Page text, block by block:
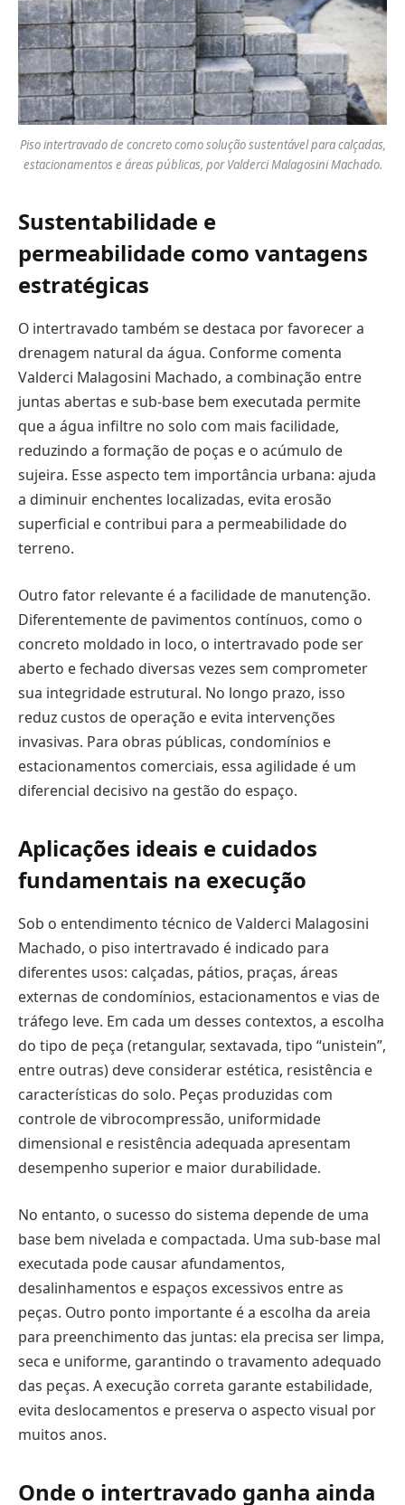
Piso intertravado de concreto como solução sustentável para calçadas,
estacionamentos e áreas públicas, por Valderci Malagosini Machado.
Sustentabilidade e
permeabilidade como vantagens
estratégicas
O intertravado também se destaca por favorecer a
drenagem natural da água. Conforme comenta
Valderci Malagosini Machado, a combinação entre
juntas abertas e sub-base bem executada permite
que a água infiltre no solo com mais facilidade,
reduzindo a formação de poças e o acúmulo de
sujeira. Esse aspecto tem importância urbana: ajuda
a diminuir enchentes localizadas, evita erosão
superficial e contribui para a permeabilidade do
terreno.
Outro fator relevante é a facilidade de manutenção.
Diferentemente de pavimentos contínuos, como o
concreto moldado in loco, o intertravado pode ser
aberto e fechado diversas vezes sem comprometer
sua integridade estrutural. No longo prazo, isso
reduz custos de operação e evita intervenções
invasivas. Para obras públicas, condomínios e
estacionamentos comerciais, essa agilidade é um
diferencial decisivo na gestão do espaço.
Aplicações ideais e cuidados
fundamentais na execução
Sob o entendimento técnico de Valderci Malagosini
Machado, o piso intertravado é indicado para
diferentes usos: calçadas, pátios, praças, áreas
externas de condomínios, estacionamentos e vias de
tráfego leve. Em cada um desses contextos, a escolha
do tipo de peça (retangular, sextavada, tipo “unistein”,
entre outras) deve considerar estética, resistência e
características do solo. Peças produzidas com
controle de vibrocompressão, uniformidade
dimensional e resistência adequada apresentam
desempenho superior e maior durabilidade.
No entanto, o sucesso do sistema depende de uma
base bem nivelada e compactada. Uma sub-base mal
executada pode causar afundamentos,
desalinhamentos e espaços excessivos entre as
peças. Outro ponto importante é a escolha da areia
para preenchimento das juntas: ela precisa ser limpa,
seca e uniforme, garantindo o travamento adequado
das peças. A execução correta garante estabilidade,
evita deslocamentos e preserva o aspecto visual por
muitos anos.
Onde o intertravado ganha ainda